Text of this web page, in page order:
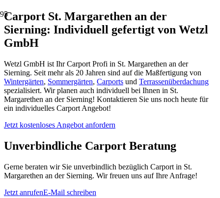
Carport St. Margarethen an der
Sierning: Individuell gefertigt von Wetzl
GmbH
Wetzl GmbH ist Ihr Carport Profi in St. Margarethen an der
Sierning. Seit mehr als 20 Jahren sind auf die Maßfertigung von
Wintergärten, Sommergärten, Carports und Terrassenüberdachung
spezialisiert. Wir planen auch individuell bei Ihnen in St.
Margarethen an der Sierning! Kontaktieren Sie uns noch heute für
ein individuelles Carport Angebot!
Jetzt kostenloses Angebot anfordern
Unverbindliche Carport Beratung
Gerne beraten wir Sie unverbindlich bezüglich Carport in St.
Margarethen an der Sierning. Wir freuen uns auf Ihre Anfrage!
Jetzt anrufenE-Mail schreiben